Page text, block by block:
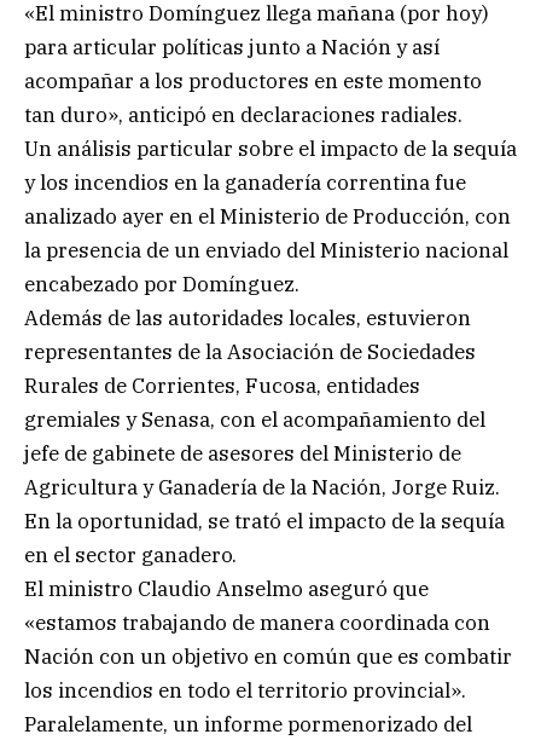
«El ministro Domínguez llega mañana (por hoy)
para articular políticas junto a Nación y así
acompañar a los productores en este momento
tan duro», anticipó en declaraciones radiales.
Un análisis particular sobre el impacto de la sequía
y los incendios en la ganadería correntina fue
analizado ayer en el Ministerio de Producción, con
la presencia de un enviado del Ministerio nacional
encabezado por Domínguez.
Además de las autoridades locales, estuvieron
representantes de la Asociación de Sociedades
Rurales de Corrientes, Fucosa, entidades
gremiales y Senasa, con el acompañamiento del
jefe de gabinete de asesores del Ministerio de
Agricultura y Ganadería de la Nación, Jorge Ruiz.
En la oportunidad, se trató el impacto de la sequía
en el sector ganadero.
El ministro Claudio Anselmo aseguró que
«estamos trabajando de manera coordinada con
Nación con un objetivo en común que es combatir
los incendios en todo el territorio provincial».
Paralelamente, un informe pormenorizado del